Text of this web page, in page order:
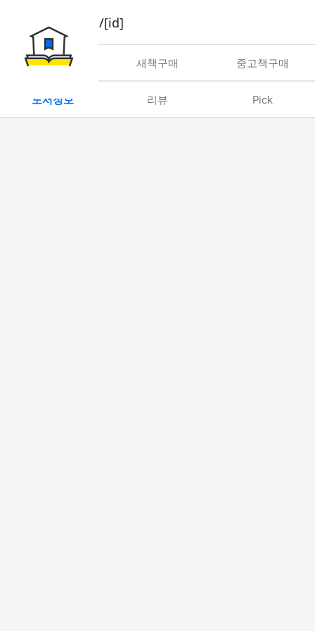
book/rent/[id]
대여 새책구매 중고책구매
도서정보 리뷰 Pick